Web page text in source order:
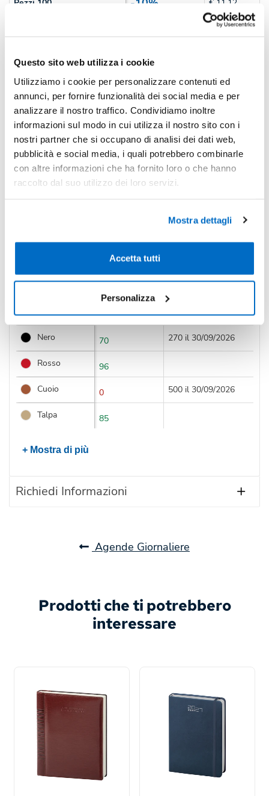
Questo sito web utilizza i cookie
Utilizziamo i cookie per personalizzare contenuti ed
annunci, per fornire funzionalità dei social media e per
analizzare il nostro traffico. Condividiamo inoltre
informazioni sul modo in cui utilizza il nostro sito con i
nostri partner che si occupano di analisi dei dati web,
pubblicità e social media, i quali potrebbero combinarle
con altre informazioni che ha fornito loro o che hanno
raccolto dal suo utilizzo dei loro servizi.
Mostra dettagli
Accetta tutti
Personalizza
Pezzi 100 € 11,12
€ 10,16
Non trovi la quantità in tabella?Calcola il preventivo
Quantità consigliata
100pz. Prezzo unitario:€ 13,57IVA incl.Totale: €
1357,03IVA incl.
Condividi
Disponibilità
Blu
289 il 30/09/2026
348
Nero
70 270 il 30/09/2026
Rosso
96
Cuoio
0 500 il 30/09/2026
Talpa 85
+ Mostra di più
Richiedi Informazioni
Agende Giornaliere
Prodotti che ti potrebbero
interessare